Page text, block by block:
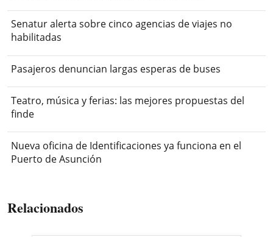
Senatur alerta sobre cinco agencias de viajes no
habilitadas
Pasajeros denuncian largas esperas de buses
Teatro, música y ferias: las mejores propuestas del
finde
Nueva oficina de Identificaciones ya funciona en el
Puerto de Asunción
Relacionados